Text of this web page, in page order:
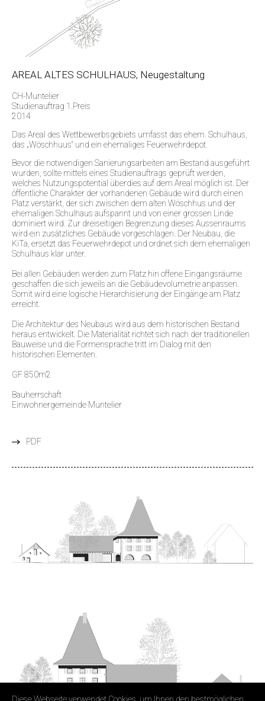
AREAL ALTES SCHULHAUS, Neugestaltung
CH-Muntelier
Studienauftrag 1.Preis
2014
Das Areal des Wettbewerbsgebiets umfasst das ehem. Schulhaus,
das „Wöschhuus“ und ein ehemaliges Feuerwehrdepot.
Bevor die notwendigen Sanierungsarbeiten am Bestand ausgeführt
wurden, sollte mittels eines Studienauftrags geprüft werden,
welches Nutzungspotential überdies auf dem Areal möglich ist. Der
öffentliche Charakter der vorhandenen Gebäude wird durch einen
Platz verstärkt, der sich zwischen dem alten Wöschhus und der
ehemaligen Schulhaus aufspannt und von einer grossen Linde
dominiert wird. Zur dreiseitigen Begrenzung dieses Aussenraums
wird ein zusätzliches Gebäude vorgeschlagen. Der Neubau, die
KiTa, ersetzt das Feuerwehrdepot und ordnet sich dem ehemaligen
Schulhaus klar unter.
Bei allen Gebäuden werden zum Platz hin offene Eingangsräume
geschaffen die sich jeweils an die Gebäudevolumetrie anpassen.
Somit wird eine logische Hierarchisierung der Eingänge am Platz
erreicht.
Die Architektur des Neubaus wird aus dem historischen Bestand
heraus entwickelt. Die Materialität richtet sich nach der traditionellen
Bauweise und die Formensprache tritt im Dialog mit den
historischen Elementen.
GF 850m2
Bauherrschaft
Einwohnergemeinde Muntelier
PDF